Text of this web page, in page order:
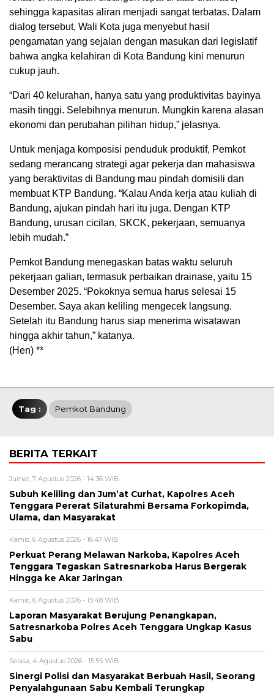
sehingga kapasitas aliran menjadi sangat terbatas. Dalam
dialog tersebut, Wali Kota juga menyebut hasil
pengamatan yang sejalan dengan masukan dari legislatif
bahwa angka kelahiran di Kota Bandung kini menurun
cukup jauh.
“Dari 40 kelurahan, hanya satu yang produktivitas bayinya
masih tinggi. Selebihnya menurun. Mungkin karena alasan
ekonomi dan perubahan pilihan hidup,” jelasnya.
Untuk menjaga komposisi penduduk produktif, Pemkot
sedang merancang strategi agar pekerja dan mahasiswa
yang beraktivitas di Bandung mau pindah domisili dan
membuat KTP Bandung. “Kalau Anda kerja atau kuliah di
Bandung, ajukan pindah hari itu juga. Dengan KTP
Bandung, urusan cicilan, SKCK, pekerjaan, semuanya
lebih mudah.”
Pemkot Bandung menegaskan batas waktu seluruh
pekerjaan galian, termasuk perbaikan drainase, yaitu 15
Desember 2025. “Pokoknya semua harus selesai 15
Desember. Saya akan keliling mengecek langsung.
Setelah itu Bandung harus siap menerima wisatawan
hingga akhir tahun,” katanya.
(Hen) **
Tag : Pemkot Bandung
BERITA TERKAIT
Jumat, 7 Agustus 2026 - 14:36 WIB
Subuh Keliling dan Jum’at Curhat, Kapolres Aceh
Tenggara Pererat Silaturahmi Bersama Forkopimda,
Ulama, dan Masyarakat
Kamis, 6 Agustus 2026 - 16:47 WIB
Perkuat Perang Melawan Narkoba, Kapolres Aceh
Tenggara Tegaskan Satresnarkoba Harus Bergerak
Hingga ke Akar Jaringan
Kamis, 6 Agustus 2026 - 15:48 WIB
Laporan Masyarakat Berujung Penangkapan,
Satresnarkoba Polres Aceh Tenggara Ungkap Kasus
Sabu
Selasa, 4 Agustus 2026 - 15:55 WIB
Sinergi Polisi dan Masyarakat Berbuah Hasil, Seorang
Penyalahgunaan Sabu Kembali Terungkap